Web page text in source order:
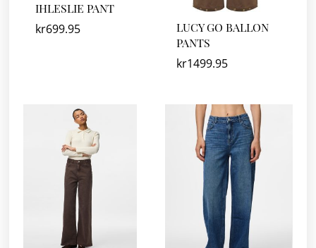
IHLESLIE PANT
kr699.95
LUCY GO BALLON
PANTS
kr1499.95